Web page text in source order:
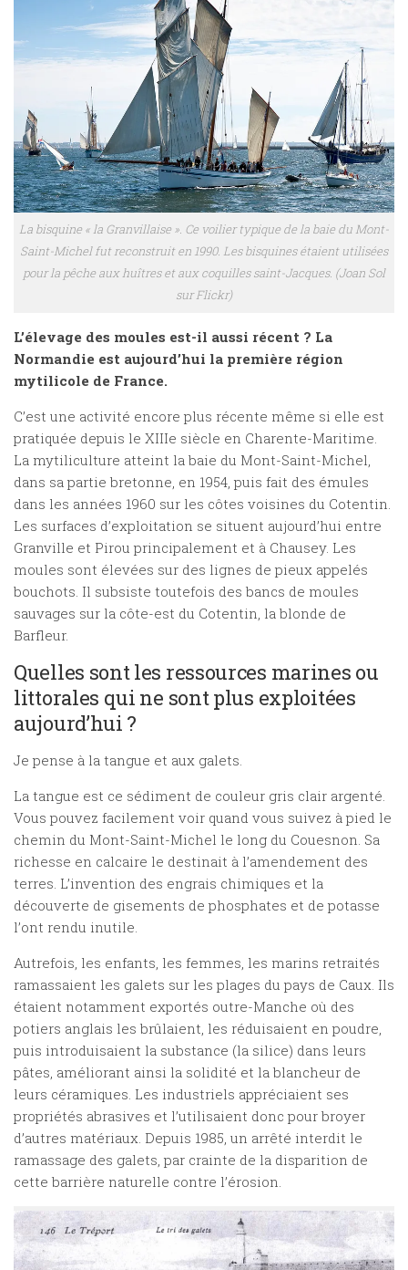
La bisquine « la Granvillaise ». Ce voilier typique de la baie du Mont-
Saint-Michel fut reconstruit en 1990. Les bisquines étaient utilisées
pour la pêche aux huîtres et aux coquilles saint-Jacques. (Joan Sol
sur Flickr)
L’élevage des moules est-il aussi récent ? La
Normandie est aujourd’hui la première région
mytilicole de France.
C’est une activité encore plus récente même si elle est
pratiquée depuis le XIIIe siècle en Charente-Maritime.
La mytiliculture atteint la baie du Mont-Saint-Michel,
dans sa partie bretonne, en 1954, puis fait des émules
dans les années 1960 sur les côtes voisines du Cotentin.
Les surfaces d’exploitation se situent aujourd’hui entre
Granville et Pirou principalement et à Chausey. Les
moules sont élevées sur des lignes de pieux appelés
bouchots. Il subsiste toutefois des bancs de moules
sauvages sur la côte-est du Cotentin, la blonde de
Barfleur.
Quelles sont les ressources marines ou
littorales qui ne sont plus exploitées
aujourd’hui ?
Je pense à la tangue et aux galets.
La tangue est ce sédiment de couleur gris clair argenté.
Vous pouvez facilement voir quand vous suivez à pied le
chemin du Mont-Saint-Michel le long du Couesnon. Sa
richesse en calcaire le destinait à l’amendement des
terres. L’invention des engrais chimiques et la
découverte de gisements de phosphates et de potasse
l’ont rendu inutile.
Autrefois, les enfants, les femmes, les marins retraités
ramassaient les galets sur les plages du pays de Caux. Ils
étaient notamment exportés outre-Manche où des
potiers anglais les brûlaient, les réduisaient en poudre,
puis introduisaient la substance (la silice) dans leurs
pâtes, améliorant ainsi la solidité et la blancheur de
leurs céramiques. Les industriels appréciaient ses
propriétés abrasives et l’utilisaient donc pour broyer
d’autres matériaux. Depuis 1985, un arrêté interdit le
ramassage des galets, par crainte de la disparition de
cette barrière naturelle contre l’érosion.